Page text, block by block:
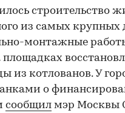
строительство
из самых крупных
монтажные
площадках
из котлованов. У
о
сообщил мэр Москвы